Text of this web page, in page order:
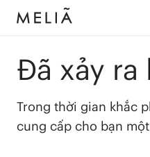
Đã xảy ra
Trong thời gian khắc
cung cấp cho bạn